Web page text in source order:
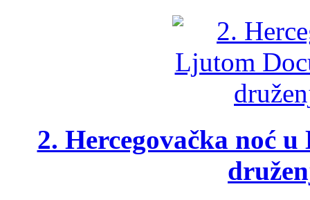
2. Hercegovačka noć